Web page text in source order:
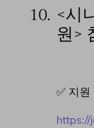
10. <시
원>
✅ 지
https://